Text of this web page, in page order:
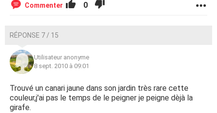
Commenter 0
RÉPONSE 7 / 15
Utilisateur anonyme
8 sept. 2010 à 09:01
Trouvé un canari jaune dans son jardin très rare cette
couleur,j'ai pas le temps de le peigner je peigne dèjà la
girafe.